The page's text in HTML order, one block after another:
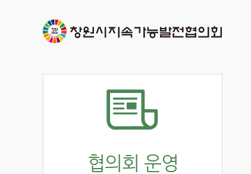
협의회 운영